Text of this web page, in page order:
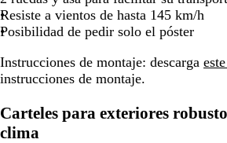
Resiste a vientos de hasta 145 km/h
Posibilidad de pedir solo el póster
Instrucciones de montaje: descarga
instrucciones de montaje.
Carteles para exteriores
clima